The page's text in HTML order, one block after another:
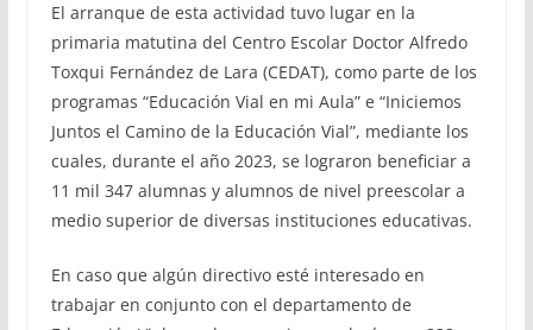
El arranque de esta actividad tuvo lugar en la
primaria matutina del Centro Escolar Doctor Alfredo
Toxqui Fernández de Lara (CEDAT), como parte de los
programas “Educación Vial en mi Aula” e “Iniciemos
Juntos el Camino de la Educación Vial”, mediante los
cuales, durante el año 2023, se lograron beneficiar a
11 mil 347 alumnas y alumnos de nivel preescolar a
medio superior de diversas instituciones educativas.
En caso que algún directivo esté interesado en
trabajar en conjunto con el departamento de